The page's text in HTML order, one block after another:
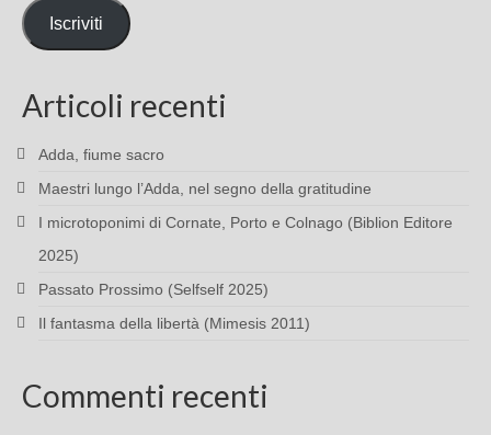
mail
Iscriviti
Articoli recenti
Adda, fiume sacro
Maestri lungo l’Adda, nel segno della gratitudine
I microtoponimi di Cornate, Porto e Colnago (Biblion Editore
2025)
Passato Prossimo (Selfself 2025)
Il fantasma della libertà (Mimesis 2011)
Commenti recenti